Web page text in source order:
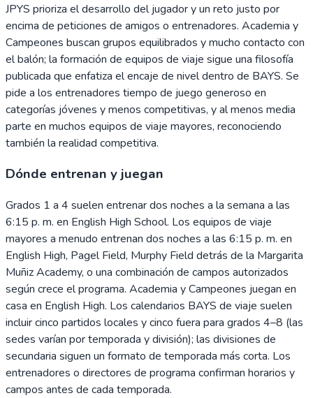
JPYS prioriza el desarrollo del jugador y un reto justo por
encima de peticiones de amigos o entrenadores. Academia y
Campeones buscan grupos equilibrados y mucho contacto con
el balón; la formación de equipos de viaje sigue una filosofía
publicada que enfatiza el encaje de nivel dentro de BAYS. Se
pide a los entrenadores tiempo de juego generoso en
categorías jóvenes y menos competitivas, y al menos media
parte en muchos equipos de viaje mayores, reconociendo
también la realidad competitiva.
Dónde entrenan y juegan
Grados 1 a 4 suelen entrenar dos noches a la semana a las
6:15 p. m. en English High School. Los equipos de viaje
mayores a menudo entrenan dos noches a las 6:15 p. m. en
English High, Pagel Field, Murphy Field detrás de la Margarita
Muñiz Academy, o una combinación de campos autorizados
según crece el programa. Academia y Campeones juegan en
casa en English High. Los calendarios BAYS de viaje suelen
incluir cinco partidos locales y cinco fuera para grados 4–8 (las
sedes varían por temporada y división); las divisiones de
secundaria siguen un formato de temporada más corta. Los
entrenadores o directores de programa confirman horarios y
campos antes de cada temporada.